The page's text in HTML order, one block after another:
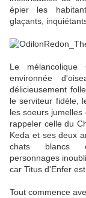
épier les
glaçants,
Le mélancolique
environnée
délicieusement
le serviteur fidèle,
les soeurs
rappeler celle du
Keda et ses deux
chats blancs
personnages
car Titus d'Enfer
Tout commence